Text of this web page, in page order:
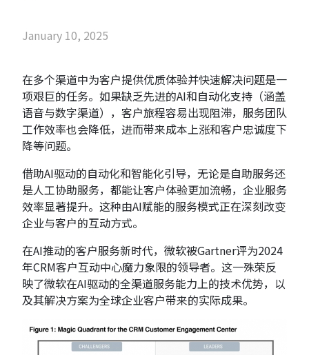
January 10, 2025
在多个渠道中为客户提供优质体验并快速解决问题是一
项艰巨的任务。如果缺乏先进的AI和自动化支持（涵盖
语音与数字渠道），客户旅程容易出现阻滞，服务团队
工作效率也会降低，进而带来成本上涨和客户忠诚度下
降等问题。
借助AI驱动的自动化和智能化引导，无论是自助服务还
是人工协助服务，都能让客户体验更加流畅，企业服务
效率显著提升。这种由AI赋能的服务模式正在深刻改变
企业与客户的互动方式。
在AI推动的客户服务新时代，微软被Gartner评为2024
年CRM客户互动中心魔力象限的领导者。这一殊荣反
映了微软在AI驱动的全渠道服务能力上的技术优势，以
及其解决方案为全球企业客户带来的实际成果。